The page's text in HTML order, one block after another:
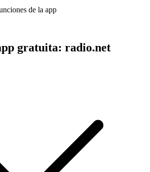
de la app
gratuita: radio.net